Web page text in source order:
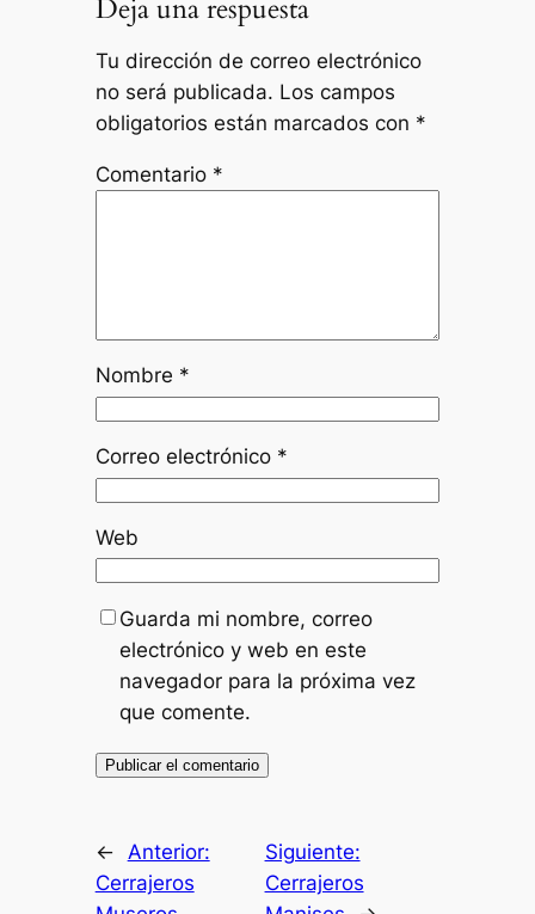
Deja una respuesta
Tu dirección de correo electrónico
no será publicada. Los campos
obligatorios están marcados con *
Comentario *
Nombre *
Correo electrónico *
Web
Guarda mi nombre, correo
electrónico y web en este
navegador para la próxima vez
que comente.
← Anterior:
Cerrajeros
Siguiente:
Cerrajeros